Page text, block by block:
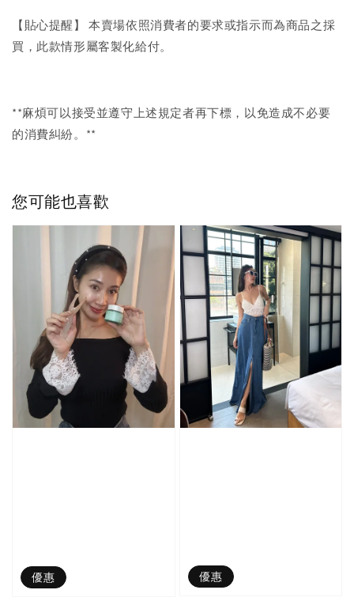
【貼心提醒】 本賣場依照消費者的要求或指示而為商品之採
買，此款情形屬客製化給付。
**麻煩可以接受並遵守上述規定者再下標，以免造成不必要
的消費糾紛。**
您可能也喜歡
優惠 優惠